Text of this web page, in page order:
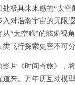
极具未来感的“太空
对浩瀚宇宙的无限
从“太空舱”的舷窗视
飞行探索史密不可分
影片《时间奇旅》，
道来。万年历互动模